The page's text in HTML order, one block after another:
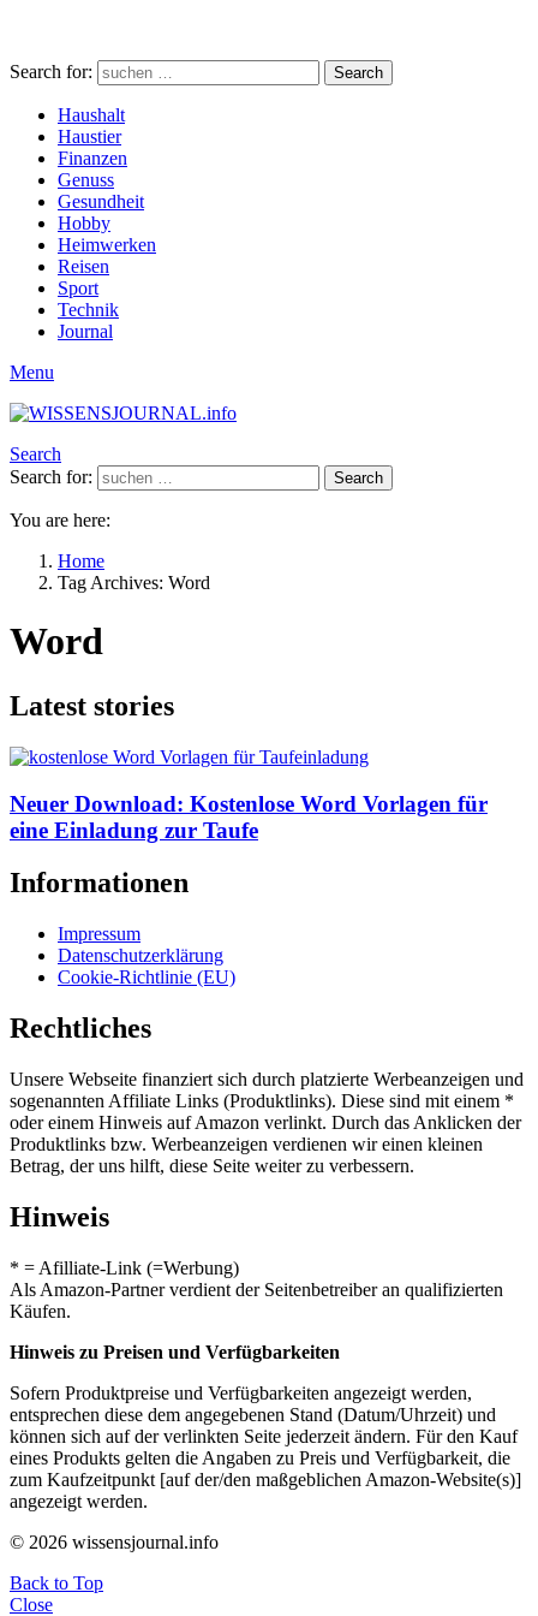
Search for: Search
Haushalt
Haustier
Finanzen
Genuss
Gesundheit
Hobby
Heimwerken
Reisen
Sport
Technik
Journal
Menu
Search
Search for:
Search
You are here:
Home
Tag Archives: Word
Word
Latest stories
Neuer Download: Kostenlose Word Vorlagen für
eine Einladung zur Taufe
Informationen
Impressum
Datenschutzerklärung
Cookie-Richtlinie (EU)
Rechtliches
Unsere Webseite finanziert sich durch platzierte Werbeanzeigen und
sogenannten Affiliate Links (Produktlinks). Diese sind mit einem *
oder einem Hinweis auf Amazon verlinkt. Durch das Anklicken der
Produktlinks bzw. Werbeanzeigen verdienen wir einen kleinen
Betrag, der uns hilft, diese Seite weiter zu verbessern.
Hinweis
* = Afilliate-Link (=Werbung)
Als Amazon-Partner verdient der Seitenbetreiber an qualifizierten
Käufen.
Hinweis zu Preisen und Verfügbarkeiten
Sofern Produktpreise und Verfügbarkeiten angezeigt werden,
entsprechen diese dem angegebenen Stand (Datum/Uhrzeit) und
können sich auf der verlinkten Seite jederzeit ändern. Für den Kauf
eines Produkts gelten die Angaben zu Preis und Verfügbarkeit, die
zum Kaufzeitpunkt [auf der/den maßgeblichen Amazon-Website(s)]
angezeigt werden.
© 2026 wissensjournal.info
Back to Top
Close